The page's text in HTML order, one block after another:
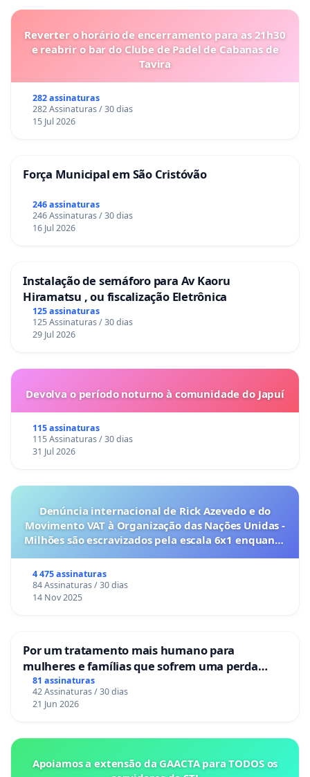
Reverter o horário de encerramento para as 21h30
e reabrir o bar do Clube de Padel de Cabanas de
Tavira
282 assinaturas
282 Assinaturas / 30 dias
15 Jul 2026
Força Municipal em São Cristóvão
246 assinaturas
246 Assinaturas / 30 dias
16 Jul 2026
Instalação de semáforo para Av Kaoru
Hiramatsu , ou fiscalização Eletrônica
125 assinaturas
125 Assinaturas / 30 dias
29 Jul 2026
Devolva o período noturno à comunidade do Japuí
115 assinaturas
115 Assinaturas / 30 dias
31 Jul 2026
Denúncia internacional de Rick Azevedo e do
Movimento VAT à Organização das Nações Unidas -
Milhões são escravizados pela escala 6x1 enquanto
4 475 assinaturas
84 Assinaturas / 30 dias
14 Nov 2025
Por um tratamento mais humano para
mulheres e famílias que sofrem uma perda
gestacional nos hospitais portugueses
81 assinaturas
42 Assinaturas / 30 dias
21 Jun 2026
Apoiamos a extensão da GAACTA para TODOS os